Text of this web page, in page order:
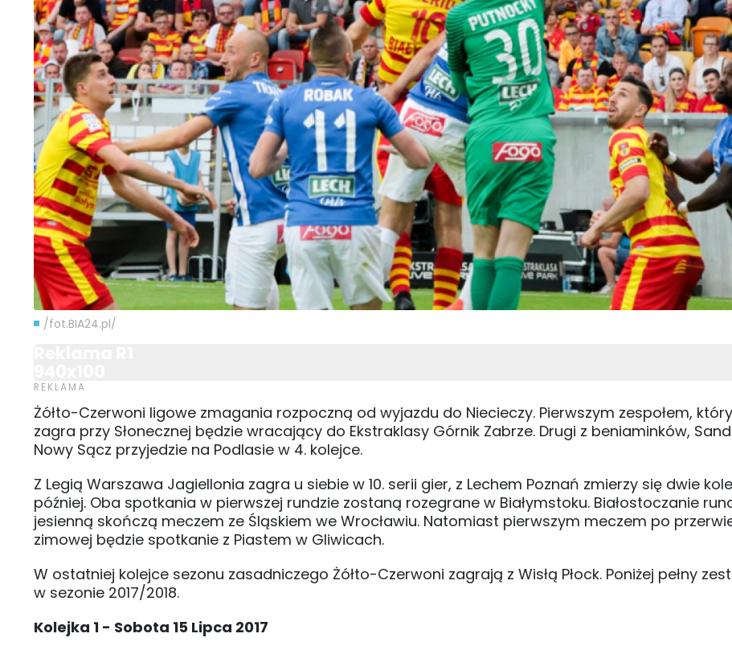
/fot.BIA24.pl/
Żółto-Czerwoni ligowe zmagania rozpoczną od wyjazdu do Niecieczy. Pierwszym zespołem,
zagra przy Słonecznej będzie wracający do Ekstraklasy Górnik Zabrze. Drugi z beniaminków,
Nowy Sącz przyjedzie na Podlasie w 4. kolejce.
Z Legią Warszawa Jagiellonia zagra u siebie w 10. serii gier, z Lechem Poznań zmierzy się dwie
później. Oba spotkania w pierwszej rundzie zostaną rozegrane w Białymstoku. Białostoczanie
jesienną skończą meczem ze Śląskiem we Wrocławiu. Natomiast pierwszym meczem po
zimowej będzie spotkanie z Piastem w Gliwicach.
W ostatniej kolejce sezonu zasadniczego Żółto-Czerwoni zagrają z Wisłą Płock. Poniżej pełny
w sezonie 2017/2018.
Kolejka 1 - Sobota 15 Lipca 2017